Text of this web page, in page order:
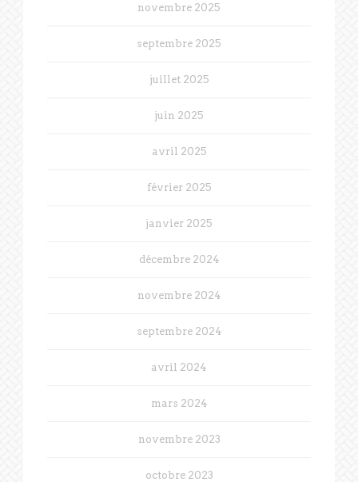
novembre 2025
septembre 2025
juillet 2025
juin 2025
avril 2025
février 2025
janvier 2025
décembre 2024
novembre 2024
septembre 2024
avril 2024
mars 2024
novembre 2023
octobre 2023